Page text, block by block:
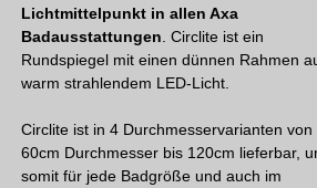
Lichtmittelpunkt in allen Axa
Badausstattungen . Circlite ist ein
Rundspiegel mit einen dünnen Rahmen
warm strahlendem LED-Licht.
Circlite ist in 4 Durchmesservarianten von
60cm Durchmesser bis 120cm lieferbar,
somit für jede Badgröße und auch im